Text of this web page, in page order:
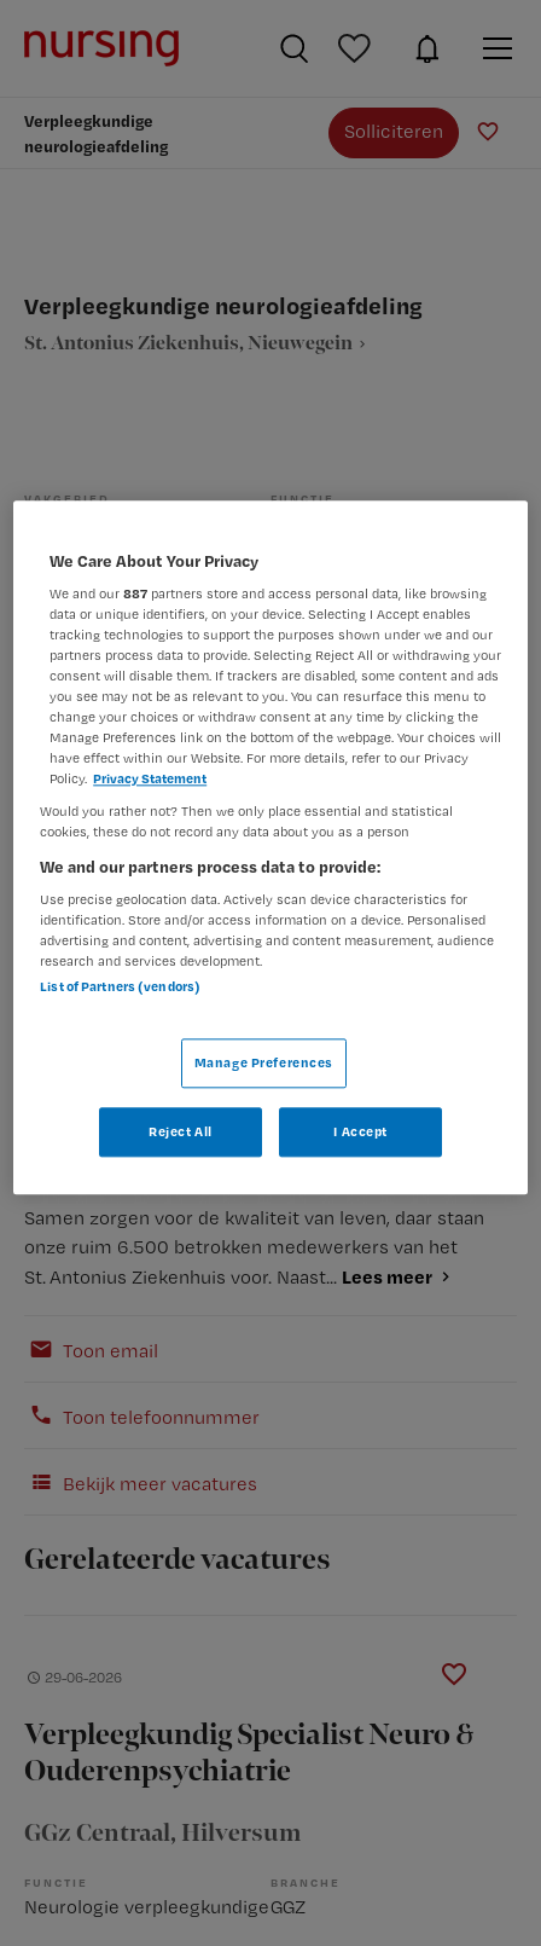
Verpleegkundige
neurologieafdeling
Solliciteren
Verpleegkundige neurologieafdeling
St. Antonius Ziekenhuis, Nieuwegein
VAKGEBIED FUNCTIE
BRANCHE
Ziekenhuis Vaste aanstelling
PLAATSINGSDATUM
10 juli 2025
NIVEAU
MBO
ERVARING
Starter
DIENSTVERBAND
Fulltime
Vacature niet beschikbaar
Deze vacature Verpleegkundige neurologieafdeling bij
St. Antonius Ziekenhuis is niet meer actueel. Hieronder
staan enkele vergelijkbare vacatures die voor u wellicht
interessant zijn.
Samen zorgen voor de kwaliteit van leven, daar staan
onze ruim 6.500 betrokken medewerkers van het
St. Antonius Ziekenhuis voor. Naast... Lees meer
Toon email
Toon telefoonnummer
Bekijk meer vacatures
Gerelateerde vacatures
29-06-2026
Verpleegkundig Specialist Neuro &
Ouderenpsychiatrie
GGz Centraal, Hilversum
FUNCTIE
Neurologie verpleegkundige
BRANCHE
GGZ
We Care About Your Privacy
We and our887 partners store and access personal data, like browsing
data or unique identifiers, on your device. Selecting I Accept enables
tracking technologies to support the purposes shown under we and our
partners process data to provide. Selecting Reject All or withdrawing your
consent will disable them. If trackers are disabled, some content and ads
you see may not be as relevant to you. You can resurface this menu to
change your choices or withdraw consent at any time by clicking the
Manage Preferences link on the bottom of the webpage. Your choices will
have effect within our Website. For more details, refer to our Privacy
Policy. Privacy Statement
Would you rather not? Then we only place essential and statistical
cookies, these do not record any data about you as a person
We and our partners process data to provide:
Use precise geolocation data. Actively scan device characteristics for
identification. Store and/or access information on a device. Personalised
advertising and content, advertising and content measurement, audience
research and services development.
List of Partners (vendors)
Manage Preferences
Reject All I Accept